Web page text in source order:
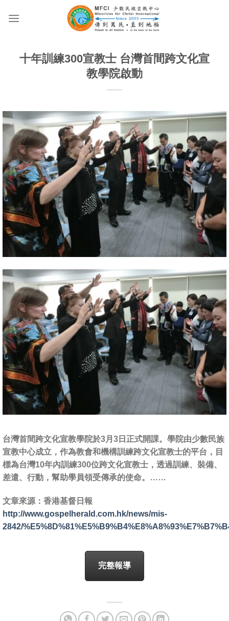
十年訓練300宣教士 台灣首間跨文化宣
教學院啟動
台灣首間跨文化宣教學院於3月3日正式開課。學院由少數民族
宣教中心成立，作為教會和機構訓練跨文化宣教士的平台，目
標為台灣10年內訓練300位跨文化宣教士，透過訓練、裝備、
差遣、行動，幫助學員領受傳承的使命。……
文章來源：香港基督日報
http://www.gospelherald.com.hk/news/mis-
2842/
完整報導